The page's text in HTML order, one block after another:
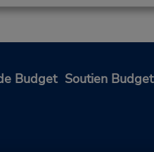
Budget Soutien Budget